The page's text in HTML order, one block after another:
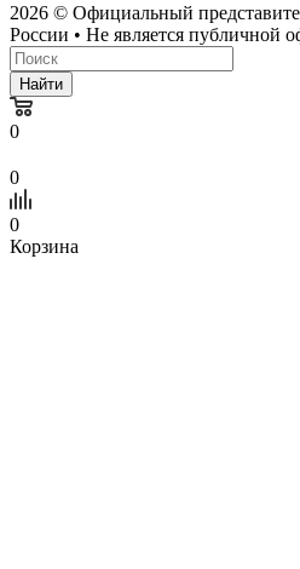
2026 © Официальный
России • Не является публичной
Найти
0
0
0
Корзина